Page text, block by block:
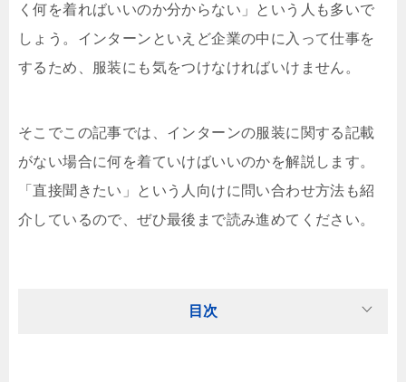
く何を着ればいいのか分からない」という人も多いで
しょう。インターンといえど企業の中に入って仕事を
するため、服装にも気をつけなければいけません。
そこでこの記事では、インターンの服装に関する記載
がない場合に何を着ていけばいいのかを解説します。
「直接聞きたい」という人向けに問い合わせ方法も紹
介しているので、ぜひ最後まで読み進めてください。
目次